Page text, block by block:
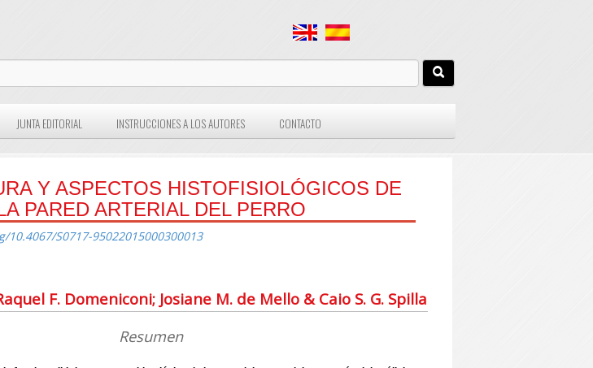
JUNTA EDITORIAL INSTRUCCIONES A LOS AUTORES CONTACTO
Y ASPECTOS HISTOFISIOLÓGICOS DE
PARED ARTERIAL DEL PERRO
S0717-95022015000300013
F. Domeniconi; Josiane M. de Mello & Caio S. G. Spilla
Resumen